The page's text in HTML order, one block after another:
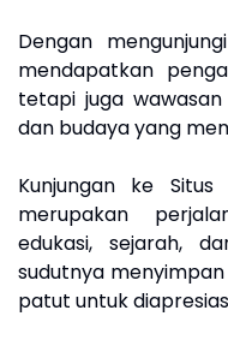
Dengan
mendapatkan
tetapi juga
dan budaya yang
Kunjungan ke
merupakan
edukasi, sejarah,
sudutnya
patut untuk